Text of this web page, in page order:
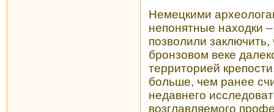
Немецкими
непонятные находки
позволили
бронзовом веке
территорией
больше, чем ранее
недавнего
возглавляемого